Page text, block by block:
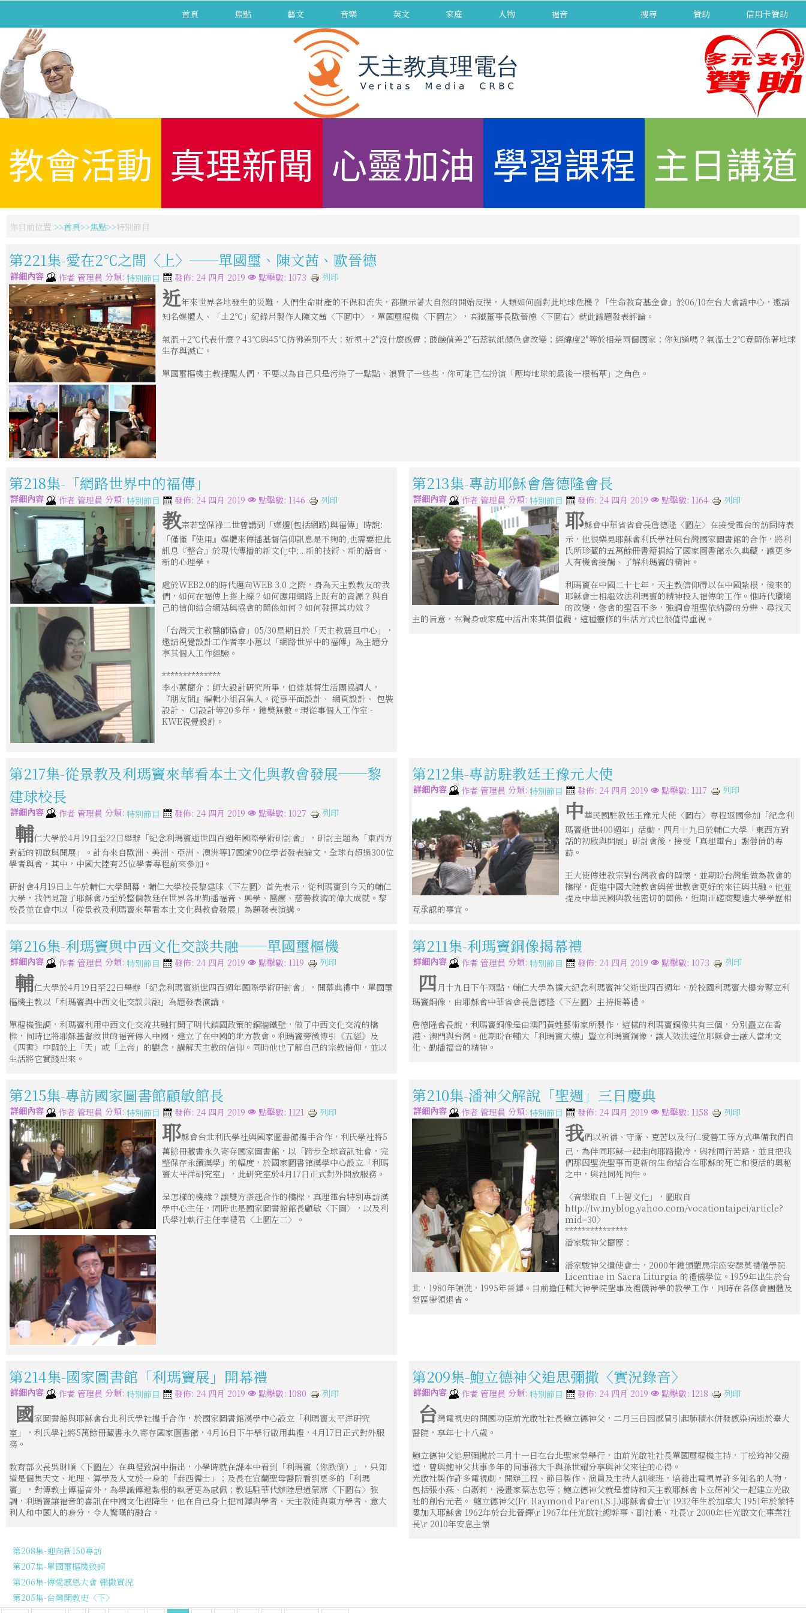
首頁 焦點 藝文 音樂 英文 家庭 人物 福音 搜尋 贊助 信用卡贊助
教會活動 真理新聞 心靈加油 學習課程 主日講道
你目前位置: 首頁 焦點 特別節目
第221集-愛在2℃之間〈上〉──單國璽、陳文茜、歐晉德
詳細內容 作者 管理員 分類: 特別節目 發佈: 24 四月 2019 點擊數: 1073 列印
近年來世界各地發生的災難，人們生命財產的不保和流失，都顯示著大自然的開始反撲，人類如何面對此地球危機？「生命教育基金會」於06/10在台大會議中心，邀請
知名媒體人、「±2℃」紀錄片製作人陳文茜〈下圖中〉，單國璽樞機〈下圖左〉，高鐵董事長歐晉德〈下圖右〉就此議題發表評論。
氣溫＋2℃代表什麼？43℃與45℃彷彿差別不大；近視＋2°沒什麼感覺；酸鹼值差2°石蕊試紙顏色會改變；經緯度2°等於相差兩個國家；你知道嗎？氣溫±2℃竟關係著地球
生存與滅亡。
單國璽樞機主教提醒人們，不要以為自己只是污染了一點點、浪費了一些些，你可能已在扮演「壓垮地球的最後一根稻草」之角色。
第218集-「網路世界中的福傳」
詳細內容 作者 管理員 分類: 特別節目 發佈: 24 四月 2019 點擊數: 1146 列印
教宗若望保祿二世曾講到「媒體(包括網路)與福傳」時說:
「僅僅『使用』媒體來傳播基督信仰訊息是不夠的,也需要把此
訊息『整合』於現代傳播的新文化中;...新的技術、新的語言、
新的心理學。
處於WEB2.0的時代邁向WEB 3.0 之際，身為天主教教友的我
們，如何在福傳上搭上線？如何應用網路上既有的資源？與自
己的信仰結合網站與協會的關係如何？如何發揮其功效？
「台灣天主教醫師協會」05/30星期日於「天主教震旦中心」，
邀請視覺設計工作者李小蕙以「網路世界中的福傳」為主題分
享其個人工作經驗。
**************
李小蕙簡介：師大設計研究所畢，伯達基督生活團協調人，
『朋友間』編輯小組召集人。從事平面設計、 網頁設計、 包裝
設計、 CI設計等20多年，獲獎無數。現從事個人工作室 -
KWE視覺設計。
第213集-專訪耶穌會詹德隆會長
詳細內容 作者 管理員 分類: 特別節目 發佈: 24 四月 2019 點擊數: 1164 列印
耶穌會中華省省會長詹德隆〈圖左〉在接受電台的訪問時表
示，他很樂見耶穌會利氏學社與台灣國家圖書館的合作，將利
氏所珍藏的五萬餘冊書籍捐給了國家圖書館永久典藏，讓更多
人有機會接觸、了解利瑪竇的精神。
利瑪竇在中國二十七年，天主教信仰得以在中國紮根，後來的
耶穌會士相繼效法利瑪竇的精神投入福傳的工作。惟時代環境
的改變，俢會的聖召不多，強調會祖聖依納爵的分辨、尋找天
主的旨意，在獨身或家庭中活出來其價值觀，這種靈修的生活方式也很值得重視。
第217集-從景教及利瑪竇來華看本土文化與教會發展──黎
建球校長
詳細內容 作者 管理員 分類: 特別節目 發佈: 24 四月 2019 點擊數: 1027 列印
輔仁大學於4月19日至22日舉辦「紀念利瑪竇逝世四百週年國際學術研討會」，研討主題為「東西方
對話的初啟與開展」。計有來自歐洲、美洲、亞洲、澳洲等17國逾90位學者發表論文，全球有超過300位
學者與會，其中，中國大陸有25位學者專程前來參加。
研討會4月19日上午於輔仁大學開幕，輔仁大學校長黎建球〈下左圖〉首先表示，從利瑪竇到今天的輔仁
大學，我們見證了耶穌會乃至於整個教廷在世界各地勤播福音、興學、醫療、慈善救濟的偉大成就。黎
校長並在會中以「從景教及利瑪竇來華看本土文化與教會發展」為題發表演講。
第212集-專訪駐教廷王豫元大使
詳細內容 作者 管理員 分類: 特別節目 發佈: 24 四月 2019 點擊數: 1117 列印
中華民國駐教廷王豫元大使〈圖右〉專程返國參加「紀念利
瑪竇逝世400週年」活動，四月十九日於輔仁大學「東西方對
話的初啟與開展」研討會後，接受「真理電台」謝蓉倩的專
訪。
王大使傳達教宗對台灣教會的關懷，並期盼台灣能做為教會的
橋樑，促進中國大陸教會與普世教會更好的來往與共融。他並
提及中華民國與教廷密切的關係，近期正磋商雙邊大學學歷相
互承認的事宜。
第216集-利瑪竇與中西文化交談共融──單國璽樞機
詳細內容 作者 管理員 分類: 特別節目 發佈: 24 四月 2019 點擊數: 1119 列印
輔仁大學於4月19日至22日舉辦「紀念利瑪竇逝世四百週年國際學術研討會」，開幕典禮中，單國璽
樞機主教以「利瑪竇與中西文化交談共融」為題發表演講。
單樞機強調，利瑪竇利用中西文化交流共融打開了明代鎖國政策的銅牆鐵壁，做了中西文化交流的橋
樑，同時也將耶穌基督救世的福音傳入中國，建立了在中國的地方教會。利瑪竇旁徵博引《五經》及
《四書》中關於上「天」或「上帝」的觀念，講解天主教的信仰。同時他也了解自己的宗教信仰，並以
生活將它實踐出來。
第211集-利瑪竇銅像揭幕禮
詳細內容 作者 管理員 分類: 特別節目 發佈: 24 四月 2019 點擊數: 1073 列印
四月十九日下午兩點，輔仁大學為擴大紀念利瑪竇神父逝世四百週年，於校園利瑪竇大樓旁豎立利
瑪竇銅像，由耶穌會中華省會長詹德隆〈下左圖〉主持揭幕禮。
詹德隆會長說，利瑪竇銅像是由澳門黃姓藝術家所製作，這樣的利瑪竇銅像共有三個，分別矗立在香
港、澳門與台灣。他期盼在輔大「利瑪竇大樓」豎立利瑪竇銅像，讓人效法這位耶穌會士融入當地文
化、勤播福音的精神。
第215集-專訪國家圖書館顧敏館長
詳細內容 作者 管理員 分類: 特別節目 發佈: 24 四月 2019 點擊數: 1121 列印
耶穌會台北利氏學社與國家圖書館攜手合作，利氏學社將5
萬餘冊藏書永久寄存國家圖書館，以「跨步全球資訊社會，完
整保存永續漢學」的幅度，於國家圖書館漢學中心設立「利瑪
竇太平洋研究室」，此研究室於4月17日正式對外開放服務。
是怎樣的機緣？讓雙方搭起合作的橋樑，真理電台特別專訪漢
學中心主任，同時也是國家圖書館館長顧敏〈下圖〉，以及利
氏學社執行主任李禮君〈上圖左二〉。
第210集-潘神父解說「聖週」三日慶典
詳細內容 作者 管理員 分類: 特別節目 發佈: 24 四月 2019 點擊數: 1158 列印
我們以祈禱、守齋、克苦以及行仁愛善工等方式準備我們自
己，為伴同耶穌一起走向耶路撒冷，與祂同行苦路，並且把我
們那因聖洗聖事而更新的生命結合在耶穌的死亡和復活的奧秘
之中，與祂同死同生。
〈音樂取自「上智文化」，圖取自
http://tw.myblog.yahoo.com/vocationtaipei/article?
mid=30〉
***************
潘家駿神父簡歷：
潘家駿神父遣使會士，2000年獲頒羅馬宗座安瑟莫禮儀學院
Licentiae in Sacra Liturgia 的禮儀學位。1959年出生於台
北，1980年領洗，1995年晉鐸。目前擔任輔大神學院聖事及禮儀神學的教學工作，同時在各修會團體及
堂區帶領退省。
第214集-國家圖書館「利瑪竇展」開幕禮
詳細內容 作者 管理員 分類: 特別節目 發佈: 24 四月 2019 點擊數: 1080 列印
國家圖書館與耶穌會台北利氏學社攜手合作，於國家圖書館漢學中心設立「利瑪竇太平洋研究
室」，利氏學社將5萬餘冊藏書永久寄存國家圖書館，4月16日下午舉行啟用典禮，4月17日正式對外服
務。
教育部次長吳財順〈下圖左〉在典禮致詞中指出，小學時就在課本中看到「利瑪竇（你跌倒）」，只知
道是個集天文、地理、算學及人文於一身的「泰西儒士」；及長在宜蘭聖母醫院看到更多的「利瑪
竇」，對傳教士傳福音外，為學識傳遞紮根的執著更為感佩；教廷駐華代辦陸思道蒙席〈下圖右〉強
調，利瑪竇讓福音的喜訊在中國文化裡降生，他在自己身上把司鐸與學者、天主教徒與東方學者、意大
利人和中國人的身分，令人驚嘆的融合。
第209集-鮑立德神父追思彌撒〈實況錄音〉
詳細內容 作者 管理員 分類: 特別節目 發佈: 24 四月 2019 點擊數: 1218 列印
台灣電視史的開國功臣前光啟社社長鮑立德神父，二月三日因感冒引起肺積水併發感染病逝於臺大
醫院，享年七十八歲。
鮑立德神父追思彌撒於二月十一日在台北聖家堂舉行，由前光啟社社長單國璽樞機主持，丁松筠神父證
道，曾與鮑神父共事多年的同事孫大千與孫世耀分享與神父來往的心得。
光啟社製作許多電視劇，開辦工程、節目製作、演員及主持人訓練班，培養出電視界許多知名的人物，
包括張小燕、白嘉莉，漫畫家蔡志忠等；鮑立德神父就是當時和天主教耶穌會卜立輝神父一起建立光啟
社的創台元老。 鮑立德神父(Fr. Raymond Parent,S.J.)耶穌會會士\r 1932年生於加拿大 1951年於蒙特
婁加入耶穌會 1962年於台北晉鐸\r 1967年任光啟社總幹事、副社帳、社長\r 2000年任光啟文化事業社
長\r 2010年安息主懷
第208集-迎向新150專訪
第207集-單國璽樞機致詞
第206集-傳愛感恩大會 彌撒實況
第205集-台灣開教史〈下〉